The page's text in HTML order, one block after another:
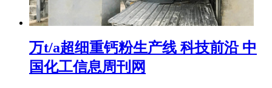
万t/a超细重钙粉生产线 科技前沿 中
国化工信息周刊网